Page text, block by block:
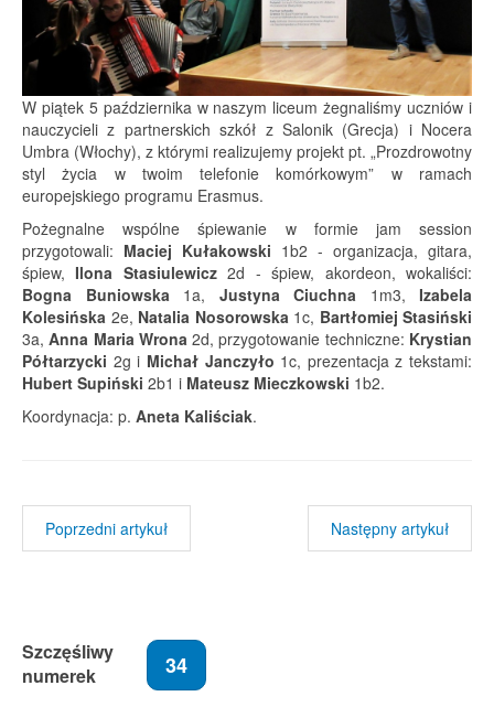
W piątek 5 października w naszym liceum żegnaliśmy uczniów i
nauczycieli z partnerskich szkół z Salonik (Grecja) i Nocera
Umbra (Włochy), z którymi realizujemy projekt pt. „Prozdrowotny
styl życia w twoim telefonie komórkowym” w ramach
europejskiego programu Erasmus.
Pożegnalne wspólne śpiewanie w formie jam session
przygotowali: Maciej Kułakowski 1b2 - organizacja, gitara,
śpiew, Ilona Stasiulewicz2d - śpiew, akordeon, wokaliści:
Bogna Buniowska1a, Justyna Ciuchna 1m3, Izabela
Kolesińska 2e, Natalia Nosorowska1c, Bartłomiej Stasiński
3a,Anna Maria Wrona2d, przygotowanie techniczne: Krystian
Półtarzycki 2g i Michał Janczyło 1c, prezentacja z tekstami:
Hubert Supiński 2b1 i Mateusz Mieczkowski 1b2.
Koordynacja: p. Aneta Kaliściak.
Poprzedni artykuł Następny artykuł
Szczęśliwy
numerek
34